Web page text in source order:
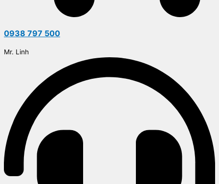
0938 797 500
Mr. Linh